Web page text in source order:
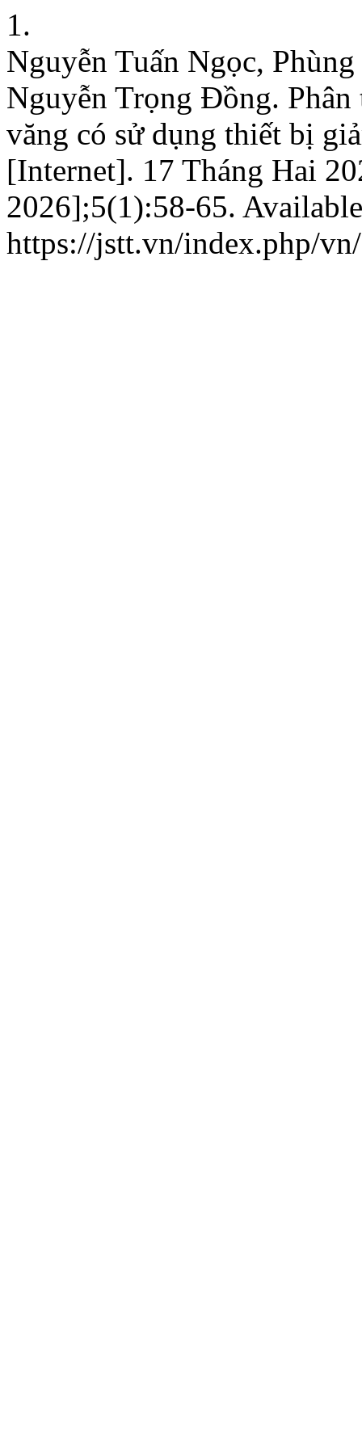
1.
Nguyễn Tuấn Ngọc,
Nguyễn Trọng Đồng.
văng có sử dụng thiết bị
[Internet]. 17 Tháng Hai
2026];5(1):58-65.
https://jstt.vn/index.php/